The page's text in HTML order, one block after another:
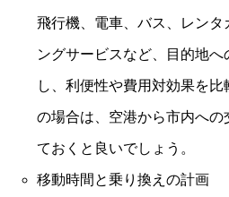
飛行機、電車、バス、レンタ
ングサービスなど、目的地
し、利便性や費用対効果を
の場合は、空港から市内への
ておくと良いでしょう。
移動時間と乗り換えの計画